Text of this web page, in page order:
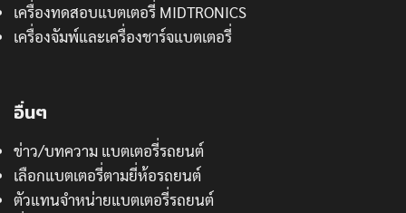
เครื่องทดสอบแบตเตอรี่ MIDTRONICS
เครื่องจัมพ์และเครื่องชาร์จแบตเตอรี่
อื่นๆ
ข่าว/บทความ แบตเตอรี่รถยนต์
เลือกแบตเตอรี่ตามยี่ห้อรถยนต์
ตัวแทนจำหน่ายแบตเตอรี่รถยนต์